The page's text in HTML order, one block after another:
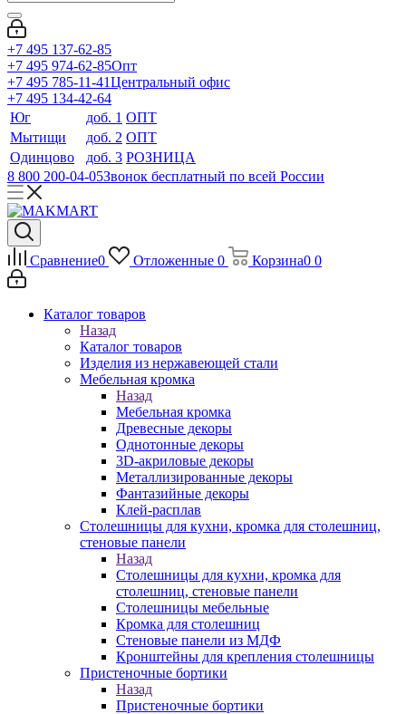
+7 495 137-62-85
+7 495 974-62-85Опт
+7 495 785-11-41Центральный офис
+7 495 134-42-64
Юг
доб. 1 ОПТ
Мытищи
доб. 2 ОПТ
Одинцово
доб. 3 РОЗНИЦА
8 800 200-04-05Звонок бесплатный по всей России
Сравнение0 Отложенные 0 Корзина0 0
Каталог товаров
Назад
Каталог товаров
Изделия из нержавеющей стали
Мебельная кромка
Назад
Мебельная кромка
Древесные декоры
Однотонные декоры
3D-акриловые декоры
Металлизированные декоры
Фантазийные декоры
Клей-расплав
Столешницы для кухни, кромка для столешниц,
стеновые панели
Назад
Столешницы для кухни, кромка для
столешниц, стеновые панели
Столешницы мебельные
Кромка для столешниц
Стеновые панели из МДФ
Кронштейны для крепления столешницы
Пристеночные бортики
Назад
Пристеночные бортики